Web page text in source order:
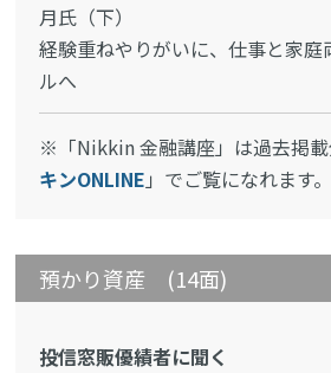
月氏（下）
経験重ねやりがいに、仕事と家
ルへ
※「Nikkin 金融講座」は過去掲
キンONLINE 」でご覧になれます。
預かり資産 (14面)
投信窓販優績者に聞く